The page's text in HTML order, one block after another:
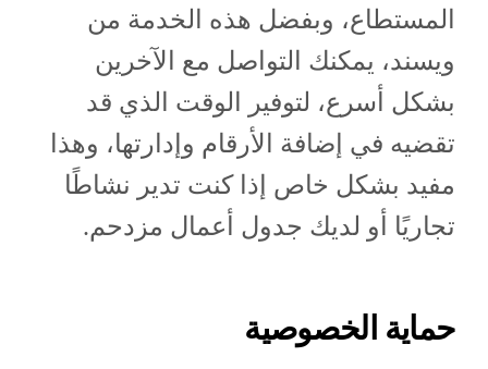
المستطاع، وبفضل هذه الخدمة من
ويسند، يمكنك التواصل مع الآخرين
بشكل أسرع، لتوفير الوقت الذي قد
تقضيه في إضافة الأرقام وإدارتها، وهذا
مفيد بشكل خاص إذا كنت تدير نشاطًا
تجاريًا أو لديك جدول أعمال مزدحم.
حماية الخصوصية